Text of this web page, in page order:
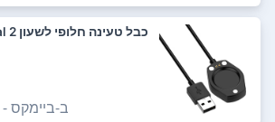
כבל טעינה חלופי לשעון Suunto Vertical 2
ב-ביימקס - BuyMax